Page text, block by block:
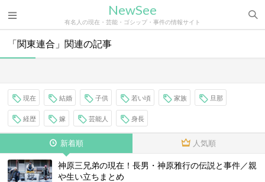
NewSee
有名人の現在・芸能・ゴシップ・事件の情報サイト
「関東連合」関連の記事
現在 結婚 子供 若い頃 家族 旦那
経歴 嫁 芸能人 身長
新着順 人気順
神原三兄弟の現在！長男・神原雅行の伝説と事件／親
や生い立ちまとめ